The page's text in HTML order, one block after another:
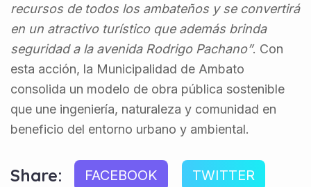
recursos de todos los ambateños y se convertirá
en un atractivo turístico que además brinda
seguridad a la avenida Rodrigo Pachano”. Con
esta acción, la Municipalidad de Ambato
consolida un modelo de obra pública sostenible
que une ingeniería, naturaleza y comunidad en
beneficio del entorno urbano y ambiental.
Share: FACEBOOK TWITTER